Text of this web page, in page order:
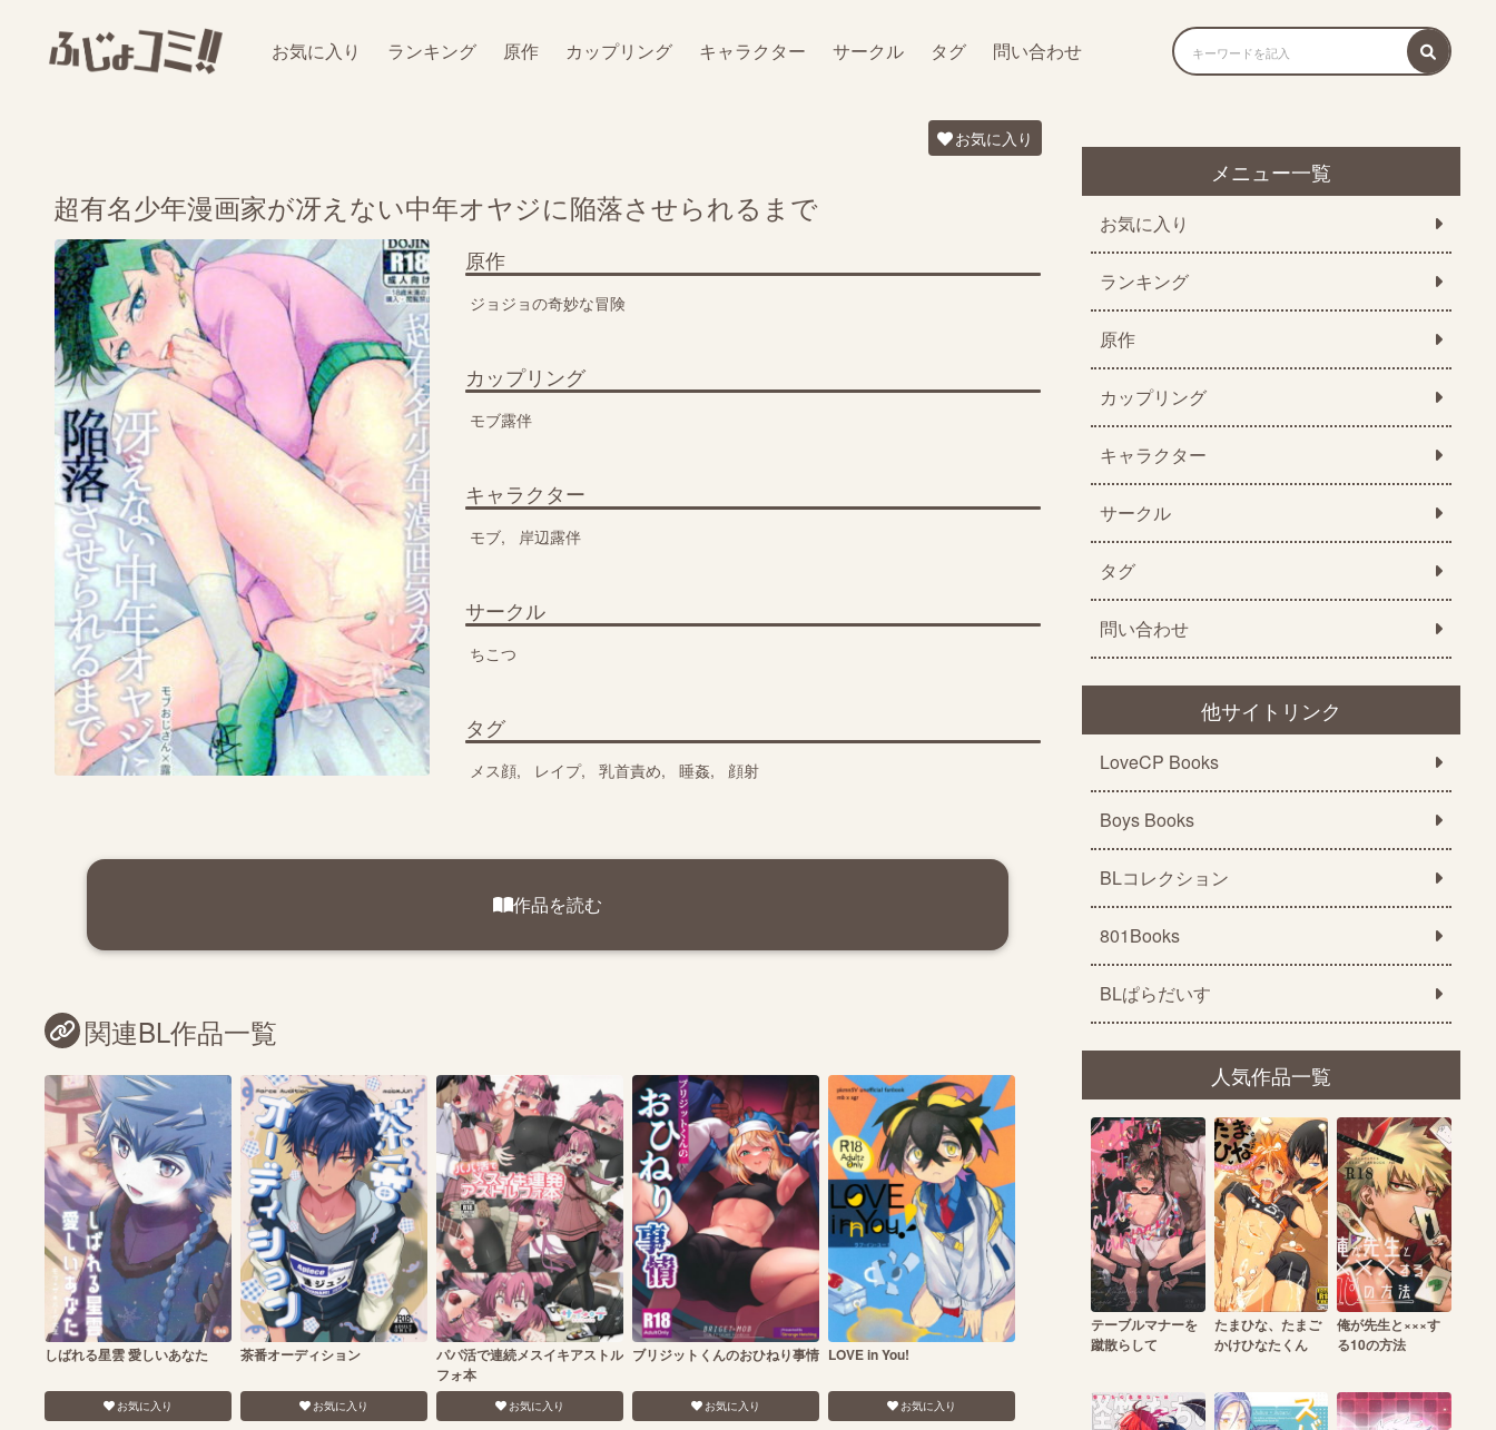
お気に入り ランキング 原作 カップリング キャラクター サークル タグ 問い合わせ
お気に入り
超有名少年漫画家が冴えない中年オヤジに陥落させられるまで
原作
ジョジョの奇妙な冒険
カップリング
モブ露伴
キャラクター
モブ 岸辺露伴
サークル
ちこつ
タグ
メス顔 レイプ 乳首責め 睡姦 顔射
作品を読む
関連BL作品一覧
しばれる星雲 愛しいあなた
お気に入り
茶番オーディション
お気に入り
パパ活で連続メスイキアストル
フォ本
お気に入り
ブリジットくんのおひねり事情
お気に入り
LOVE in You!
お気に入り
メニュー一覧
お気に入り
ランキング
原作
カップリング
キャラクター
サークル
タグ
問い合わせ
他サイトリンク
LoveCP Books
Boys Books
BLコレクション
801Books
BLぱらだいす
人気作品一覧
テーブルマナーを
蹴散らして
たまひな、たまご
かけひなたくん
俺が先生と×××す
る10の方法